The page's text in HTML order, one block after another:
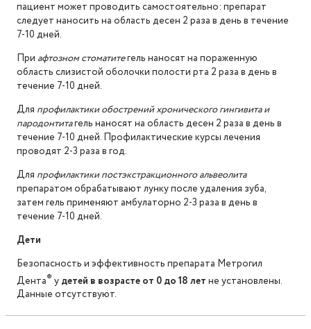
пациент может проводить самостоятельно: препарат
следует наносить на область десен 2 раза в день в течение
7-10 дней.
При афтозном стоматитегель наносят на пораженную
область слизистой оболочки полости рта 2 раза в день в
течение 7-10 дней.
Для профилактики обострений хронического гингивита и
пародонтитагель наносят на область десен 2 раза в день в
течение 7-10 дней. Профилактические курсы лечения
проводят 2-3 раза в год.
Для профилактики постэкстракционного альвеолита
препаратом обрабатывают лунку после удаления зуба,
затем гель применяют амбулаторно 2-3 раза в день в
течение 7-10 дней.
Дети
Безопасность и эффективность препарата Метрогил
Дента® у детей в возрасте от 0 до 18 лет не установлены.
Данные отсутствуют.